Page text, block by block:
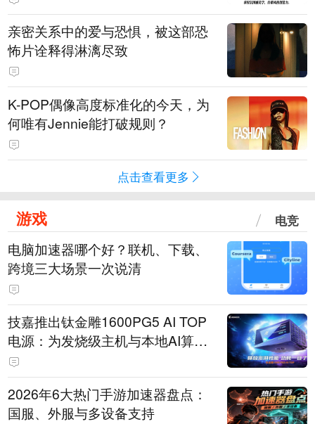
亲密关系中的爱与恐惧，被这部恐
怖片诠释得淋漓尽致
K-POP偶像高度标准化的今天，为
何唯有Jennie能打破规则？
点击查看更多
游戏 电竞
电脑加速器哪个好？联机、下载、
跨境三大场景一次说清
技嘉推出钛金雕1600PG5 AI TOP
电源：为发烧级主机与本地AI算力
打造旗舰供电方案
2026年6大热门手游加速器盘点：
国服、外服与多设备支持